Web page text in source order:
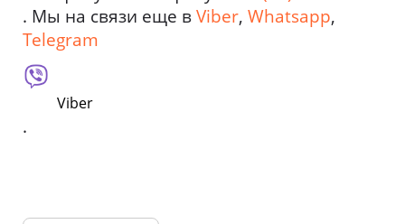
. Мы на связи еще вViber, Whatsapp,
Telegram
Viber
.